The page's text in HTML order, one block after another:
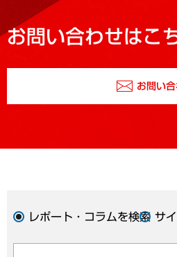
お問い合わせはこ
お問い
レポート・コラムを検索 サ